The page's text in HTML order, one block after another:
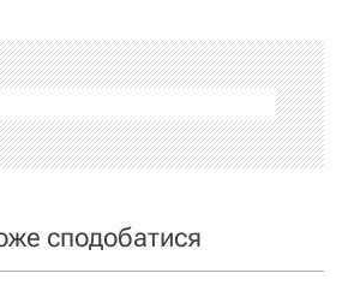
сподобатися